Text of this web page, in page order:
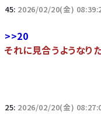
45: 2026/02/20(金)
>>20
それに見合うようなり
25: 2026/02/20(金)